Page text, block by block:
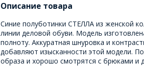
Описание товара
Синие полуботинки СТЕЛЛА из женской
линии деловой обуви. Модель
полноту. Аккуратная шнуровка и
добавляют изысканности этой модели.
образа и хорошо смотрятся с брюками и